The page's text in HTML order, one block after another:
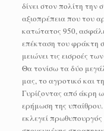
δίνει στον πολίτη
αξιοπρέπεια που του
κατώτατος 950,
επέκταση του φράκτη
μειώνει τις εισροές
Θα τονίσω τα δύο
μας, το αγροτικό και
Γυρίζοντας από άκρη
ερήμωση της
εκλεγεί πρωθυπουργός